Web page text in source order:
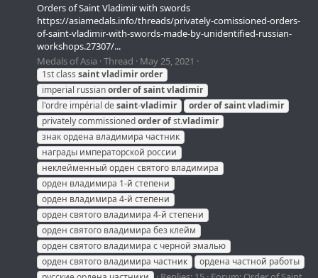
Orders of Saint Vladimir with swords
https://asiamedals.info/threads/privately-comissioned-orders-
of-saint-vladimir-with-swords-made-by-unidentified-russian-
workshops.27307/...
Medals of Asia Thread May 25, 2021
1st class saintvladimirorder
imperial russianorderofsaintvladimir
l'ordre impérial desaint-vladimir orderofsaintvladimir
privately commissionedorderofst.vladimir
знак ордена владимира частник
награды императорской россии
неклейменный орден святого владимира
орден владимира 1-й степени
орден владимира 4-й степени
орден святого владимира 4-й степени
орден святого владимира без клейм
орден святого владимира с черной эмалью
орден святого владимира частник
ордена частной работы